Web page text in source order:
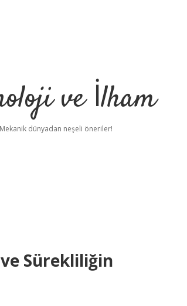
ve İlham
Mekanik dünyadan neşeli öneriler!
Sürekliliğin